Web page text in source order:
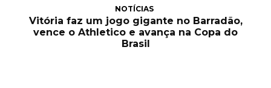
NOTÍCIAS
Vitória faz um jogo gigante no Barradão,
vence o Athletico e avança na Copa do
Brasil